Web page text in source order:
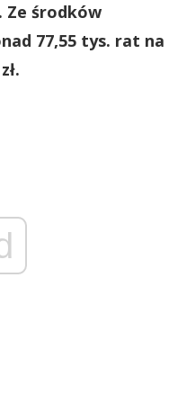
Ze środków
77,55 tys. rat na